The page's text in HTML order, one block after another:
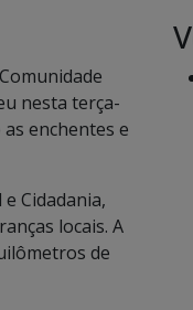
nesta terça-
enchentes e
Cidadania,
locais. A
de